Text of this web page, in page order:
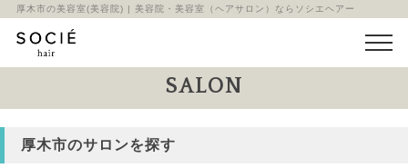
厚木市の美容室(美容院) | 美容院・美容室（ヘアサロン）ならソシエヘアー
SALON
厚木市のサロンを探す